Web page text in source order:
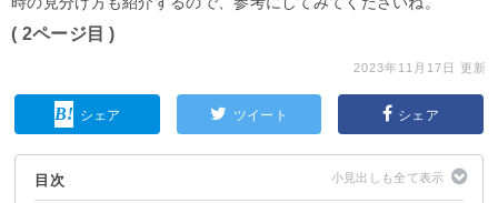
( 2ページ目 )
2023年11月17日 更新
シェア ツイート シェア
目次